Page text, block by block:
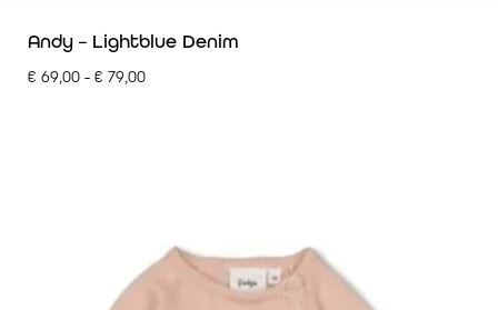
Andy – Lightblue Denim
€ 69,00 - € 79,00